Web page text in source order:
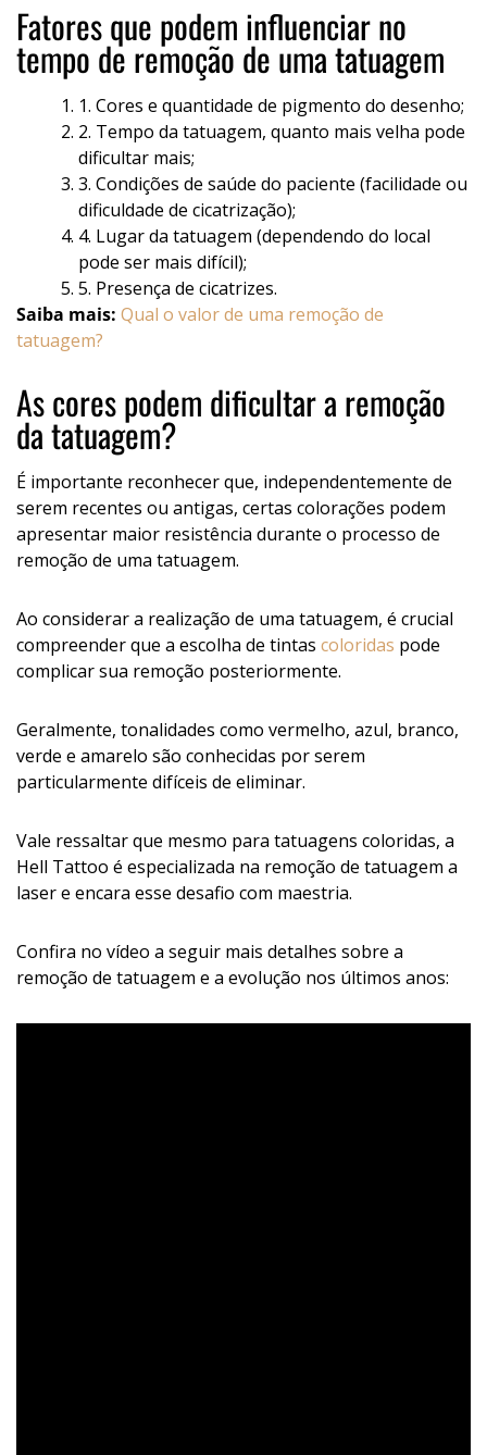
Fatores que podem influenciar no
tempo de remoção de uma tatuagem
1. Cores e quantidade de pigmento do desenho;
2. Tempo da tatuagem, quanto mais velha pode
dificultar mais;
3. Condições de saúde do paciente (facilidade ou
dificuldade de cicatrização);
4. Lugar da tatuagem (dependendo do local
pode ser mais difícil);
5. Presença de cicatrizes.
Saiba mais: Qual o valor de uma remoção de
tatuagem?
As cores podem dificultar a remoção
da tatuagem?
É importante reconhecer que, independentemente de
serem recentes ou antigas, certas colorações podem
apresentar maior resistência durante o processo de
remoção de uma tatuagem.
Ao considerar a realização de uma tatuagem, é crucial
compreender que a escolha de tintas coloridas pode
complicar sua remoção posteriormente.
Geralmente, tonalidades como vermelho, azul, branco,
verde e amarelo são conhecidas por serem
particularmente difíceis de eliminar.
Vale ressaltar que mesmo para tatuagens coloridas, a
Hell Tattoo é especializada na remoção de tatuagem a
laser e encara esse desafio com maestria.
Confira no vídeo a seguir mais detalhes sobre a
remoção de tatuagem e a evolução nos últimos anos: